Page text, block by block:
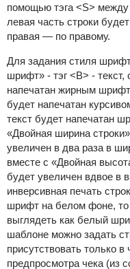
помощью тэга <S> между
левая часть строки
правая — по правому.
Для задания стиля
шрифт» - тэг <B> -
напечатан жирным
будет напечатан
текст будет напечатан
«Двойная ширина
увеличен в два раза в
вместе с «Двойная
будет увеличен вдвое в
инверсивная печать
шрифт на белом фоне, то
выглядеть как белый
шаблоне можно задать
присутствовать только
предпросмотра чека (из